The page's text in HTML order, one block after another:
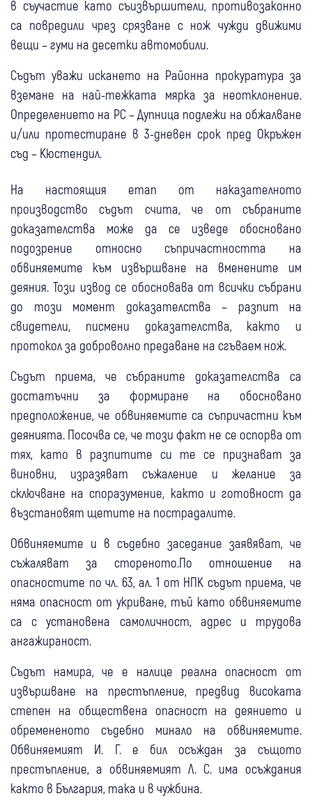
в съучастие като съизвършители, противозаконно
са повредили чрез срязване с нож чужди движими
вещи – гуми на десетки автомобили.
Съдът уважи искането на Районна прокуратура за
вземане на най-тежката мярка за неотклонение.
Определението на РС – Дупница подлежи на обжалване
и/или протестиране в 3-дневен срок пред Окръжен
съд – Кюстендил.
На настоящия етап от наказателното
производство съдът счита, че от събраните
доказателства може да се изведе обосновано
подозрение относно съпричастността на
обвиняемите към извършване на вменените им
деяния. Този извод се обосновава от всички събрани
до този момент доказателства – разпит на
свидетели, писмени доказателства, както и
протокол за доброволно предаване на сгъваем нож.
Съдът приема, че събраните доказателства са
достатъчни за формиране на обосновано
предположение, че обвиняемите са съпричастни към
деянията. Посочва се, че този факт не се оспорва от
тях, като в разпитите си те се признават за
виновни, изразяват съжаление и желание за
сключване на споразумение, както и готовност да
възстановят щетите на пострадалите.
Обвиняемите и в съдебно заседание заявяват, че
съжаляват за стореното.По отношение на
опасностите по чл. 63, ал. 1 от НПК съдът приема, че
няма опасност от укриване, тъй като обвиняемите
са с установена самоличност, адрес и трудова
ангажираност.
Съдът намира, че е налице реална опасност от
извършване на престъпление, предвид високата
степен на обществена опасност на деянието и
обремененото съдебно минало на обвиняемите.
Обвиняемият И. Г. е бил осъждан за същото
престъпление, а обвиняемият Л. С. има осъждания
както в България, така и в чужбина.